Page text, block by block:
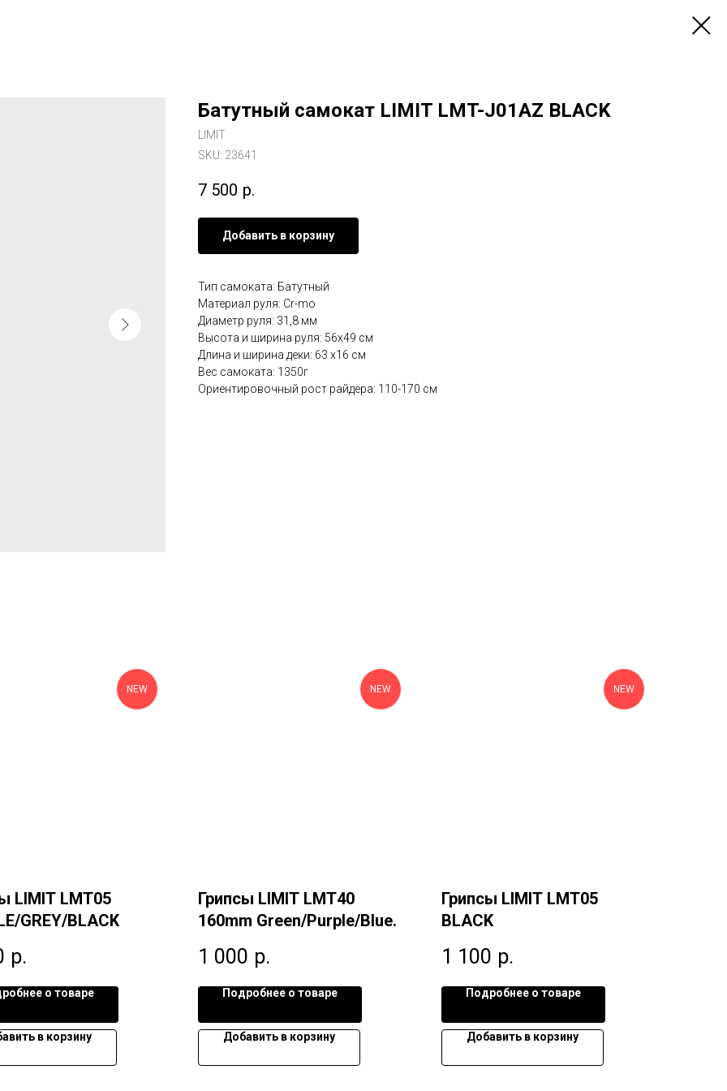
Батутный самокат LIMIT LMT-J01AZ BLACK
LIMIT
SKU: 23641
7 500 р.
Добавить в корзину
Тип самоката: Батутный
Материал руля: Cr-mo
Диаметр руля: 31,8 мм
Высота и ширина руля: 56х49 см
Длина и ширина деки: 63 х16 см
Вес самоката: 1350г
Ориентировочный рост райдера: 110-170 см
NEW
LIMIT LMT05
GREY/BLACK
р.
о товаре
в корзину
NEW
Грипсы LIMIT LMT40
160mm Green/Purple/Blue.
1 000 р.
Подробнее о товаре
Добавить в корзину
NEW
Грипсы LIMIT LMT05
BLACK
1 100 р.
Подробнее о товаре
Добавить в корзину